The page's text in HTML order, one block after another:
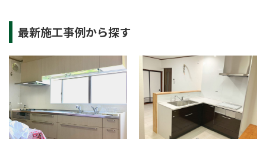
直したいというご希
井の高さが取れない
場所だったため、ユ
ニットバスやキッチ
ンなどうまく配置で
きるように寸法を何
度も確認しました。
ームの展示品は全て
幅255㎝とサイズが合
わず、ならば自分達
の思いを取り入れた
キッチンを最初から
から選びたいと、新
最新施工事例から探す